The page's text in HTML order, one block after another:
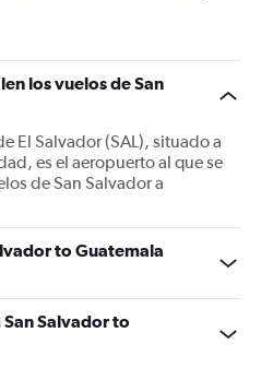
los vuelos de San
El Salvador (SAL), situado a
es el aeropuerto al que se
de San Salvador a
to Guatemala
Salvador to